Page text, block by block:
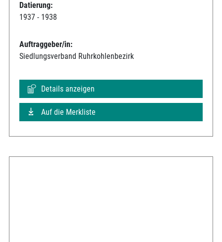
Datierung:
1937 - 1938
Auftraggeber/in:
Siedlungsverband Ruhrkohlenbezirk
Details anzeigen
Auf die Merkliste